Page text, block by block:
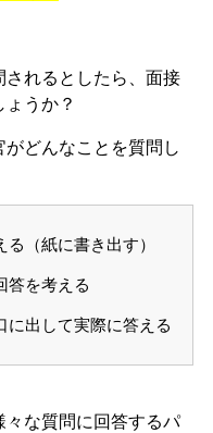
されるとしたら、面接
うか？
どんなことを質問し
（紙に書き出す）
を考える
出して実際に答える
な質問に回答するパ